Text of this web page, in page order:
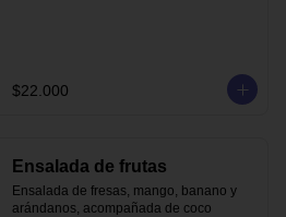
$22.000
Ensalada de frutas
Ensalada de fresas, mango, banano y
arándanos, acompañada de coco